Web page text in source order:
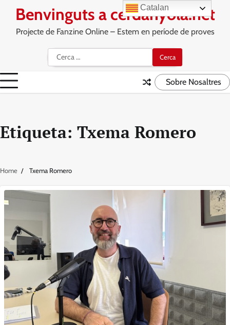
content
Benvinguts a cerdanyola.net
Projecte de Fanzine Online – Estem en període de proves
Cerca:
Sobre Nosaltres
Etiqueta: Txema Romero
Home Txema Romero
Catalan